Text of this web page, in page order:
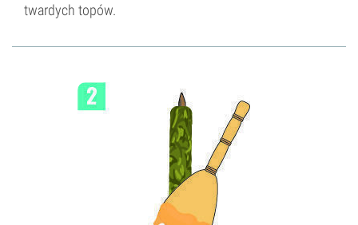
twardych topów.